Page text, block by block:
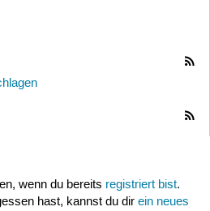
wenn du bereits registriert bist.
hast, kannst du dir ein neues